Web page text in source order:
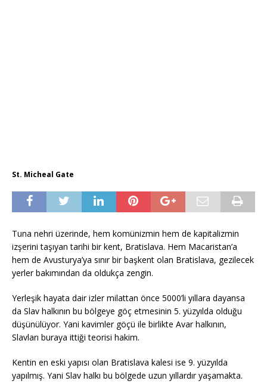
St. Micheal Gate
Tuna nehri üzerinde, hem komünizmin hem de kapitalizmin
izşerini taşıyan tarihi bir kent, Bratislava. Hem Macaristan’a
hem de Avusturya’ya sınır bir başkent olan Bratislava, gezilecek
yerler bakımından da oldukça zengin.
Yerleşik hayata dair izler milattan önce 5000’li yıllara dayansa
da Slav halkının bu bölgeye göç etmesinin 5. yüzyılda olduğu
düşünülüyor. Yani kavimler göçü ile birlikte Avar halkının,
Slavları buraya ittiği teorisi hakim.
Kentin en eski yapısı olan Bratislava kalesi ise 9. yüzyılda
yapılmış. Yani Slav halkı bu bölgede uzun yıllardır yaşamakta.